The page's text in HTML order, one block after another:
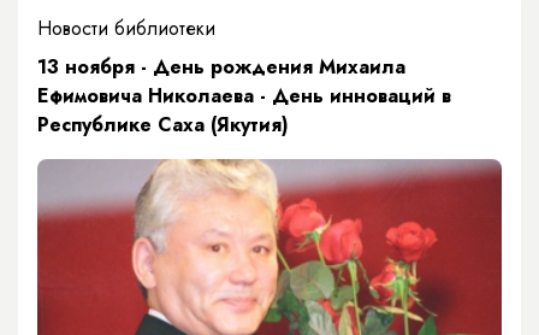
Новости библиотеки
13 ноября - День рождения Михаила
Ефимовича Николаева - День инноваций в
Республике Саха (Якутия)